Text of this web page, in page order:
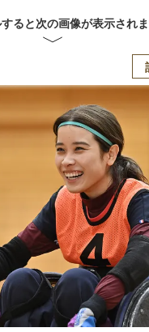
ると次の画像が表示され